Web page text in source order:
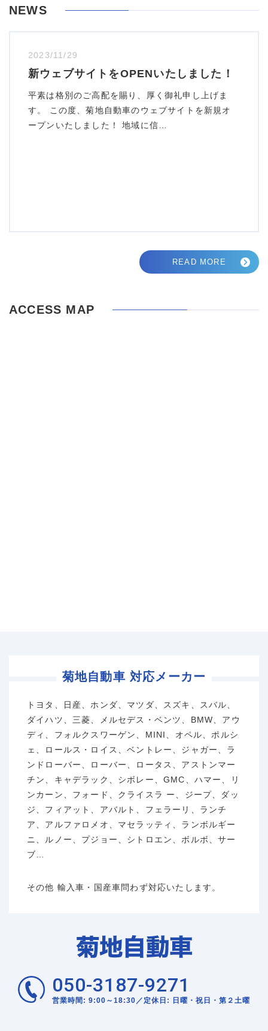
NEWS
2023/11/29
新ウェブサイトをOPENいたしました！
平素は格別のご高配を賜り、厚く御礼申し上げま
す。 この度、菊地自動車のウェブサイトを新規オ
ープンいたしました！ 地域に信…
READ MORE
ACCESS MAP
菊地自動車 対応メーカー
トヨタ、日産、ホンダ、マツダ、スズキ、スバル、
ダイハツ、三菱、メルセデス・ベンツ、BMW、アウ
ディ、フォルクスワーゲン、MINI、オペル、ポルシ
ェ、ロールス・ロイス、ベントレー、ジャガー、ラ
ンドローバー、ローバー、ロータス、アストンマー
チン、キャデラック、シボレー、GMC、ハマー、リ
ンカーン、フォード、クライスラ ー、ジープ、ダッ
ジ、フィアット、アバルト、フェラーリ、ランチ
ア、アルファロメオ、マセラッティ、ランボルギー
ニ、ルノー、プジョー、シトロエン、ボルボ、サー
ブ…
その他 輸入車・国産車問わず対応いたします。
050-3187-9271
営業時間: 9:00～18:30／定休日: 日曜・祝日・第２土曜